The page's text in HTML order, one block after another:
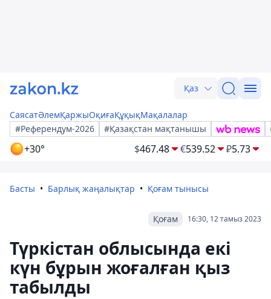
Қаз
СаясатӘлемҚаржыОқиғаҚұқықМақалалар
#Референдум-2026
#Қазақстан мақтанышы
+30° $467.48 €539.52 ₽5.73
Басты Барлық жаңалықтар Қоғам тынысы
16:30, 12 тамыз 2023
Қоғам
Түркістан облысында екі
күн бұрын жоғалған қыз
табылды